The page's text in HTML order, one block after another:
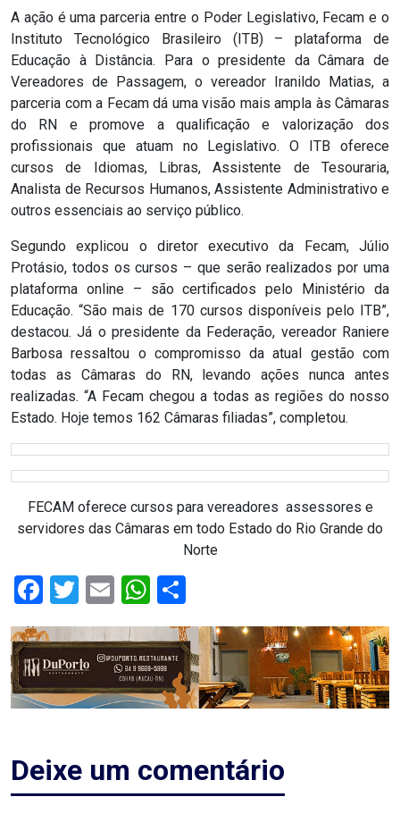
ASSEMBLEIA
E
VOCÊ
ASSEMBLEIA
LEGISLATIVA
RN
ASSEMBLEIA
RN
ASSISTÊNCIA
MÉDICA
BASTIDORES
Blog
CÂMARA
DE
GUAMARÉ
DE
MACAU
A ação é uma parceria entre o Poder Legislativo, Fecam e o
Instituto Tecnológico Brasileiro (ITB) – plataforma de
Educação à Distância. Para o presidente da Câmara de
Vereadores de Passagem, o vereador Iranildo Matias, a
parceria com a Fecam dá uma visão mais ampla às Câmaras
do RN e promove a qualificação e valorização dos
profissionais que atuam no Legislativo. O ITB oferece
cursos de Idiomas, Libras, Assistente de Tesouraria,
Analista de Recursos Humanos, Assistente Administrativo e
outros essenciais ao serviço público.
Segundo explicou o diretor executivo da Fecam, Júlio
Protásio, todos os cursos – que serão realizados por uma
plataforma online – são certificados pelo Ministério da
Educação. “São mais de 170 cursos disponíveis pelo ITB”,
destacou. Já o presidente da Federação, vereador Raniere
Barbosa ressaltou o compromisso da atual gestão com
todas as Câmaras do RN, levando ações nunca antes
realizadas. “A Fecam chegou a todas as regiões do nosso
Estado. Hoje temos 162 Câmaras filiadas”, completou.
FECAM oferece cursos para vereadores assessores e
servidores das Câmaras em todo Estado do Rio Grande do
Norte
Facebook
Twitter
EmailWhatsApp
Deixe um comentário